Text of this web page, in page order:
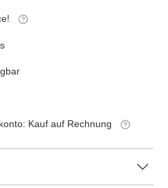
Kauf auf Rechnung